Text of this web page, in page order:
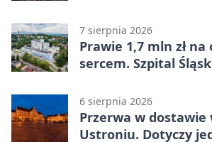
7 sierpnia 2026
Prawie 1,7 mln zł
sercem. Szpital
6 sierpnia 2026
Przerwa w dostawie
Ustroniu. Dotyczy